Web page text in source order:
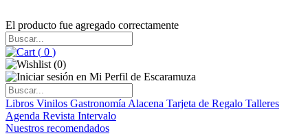
El producto fue agregado correctamente
( 0 )
(0)
Libros Vinilos Gastronomía Alacena Tarjeta de Regalo Talleres
Agenda Revista Intervalo
Nuestros recomendados